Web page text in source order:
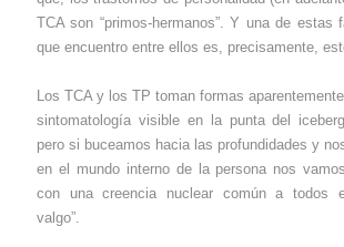
TCA son “primos-hermanos”. Y una de estas
que encuentro entre ellos es, precisamente,
Los TCA y los TP toman formas
sintomatología visible en la punta del
pero si buceamos hacia las profundidades y
en el mundo interno de la persona nos
con una creencia nuclear común a todos
valgo”.